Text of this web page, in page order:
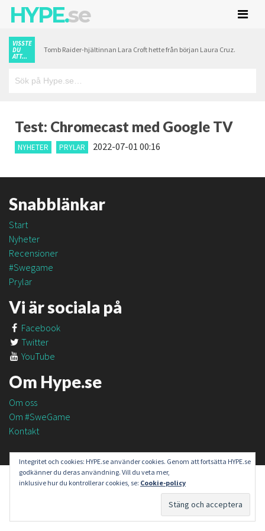
HYPE.se
VISSTE
DU
ATT...
Tomb Raider-hjältinnan Lara Croft hette från början Laura Cruz.
Test: Chromecast med Google TV
NYHETER PRYLAR 2022-07-01 00:16
Snabblänkar
Start
Nyheter
Recensioner
#Swegame
Prylar
Vi är sociala på
Facebook
Twitter
YouTube
Om Hype.se
Om oss
Om #SweGame
Kontakt
Integritet och cookies: HYPE.se använder cookies. Genom att fortsätta HYPE.se
godkänner du deras användning. Vill du veta mer,
inklusive hur du kontrollerar cookies, se: Cookie-policy